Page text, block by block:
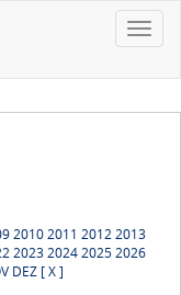
Toggle
20102011 20122013
2023202420252026
DEZ [ X ]